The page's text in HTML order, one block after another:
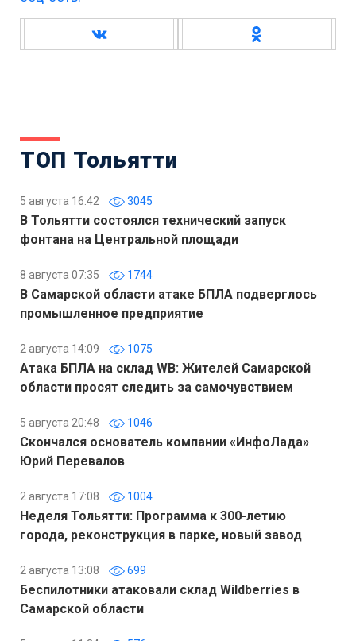
ТОП Тольятти
5 августа 16:42 3045
В Тольятти состоялся технический запуск
фонтана на Центральной площади
8 августа 07:35 1744
В Самарской области атаке БПЛА подверглось
промышленное предприятие
2 августа 14:09 1075
Атака БПЛА на склад WB: Жителей Самарской
области просят следить за самочувствием
5 августа 20:48 1046
Скончался основатель компании «ИнфоЛада»
Юрий Перевалов
2 августа 17:08 1004
Неделя Тольятти: Программа к 300-летию
города, реконструкция в парке, новый завод
2 августа 13:08 699
Беспилотники атаковали склад Wildberries в
Самарской области